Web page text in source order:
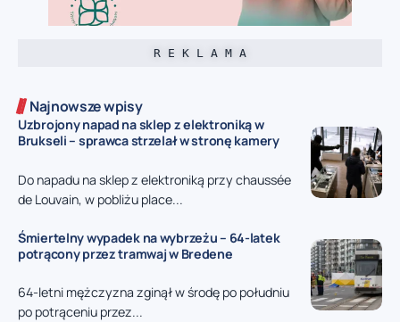
R E K L A M A
Najnowsze wpisy
Uzbrojony napad na sklep z elektroniką w
Brukseli – sprawca strzelał w stronę kamery
Do napadu na sklep z elektroniką przy chaussée
de Louvain, w pobliżu place...
Śmiertelny wypadek na wybrzeżu – 64-latek
potrącony przez tramwaj w Bredene
64-letni mężczyzna zginął w środę po południu
po potrąceniu przez...